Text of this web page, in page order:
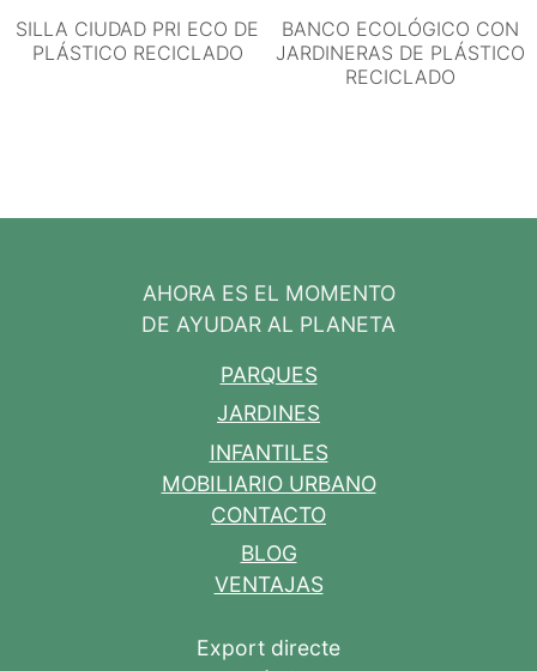
SILLA CIUDAD PRI ECO DE
PLÁSTICO RECICLADO
BANCO ECOLÓGICO CON
JARDINERAS DE PLÁSTICO
RECICLADO
AHORA ES EL MOMENTO
DE AYUDAR AL PLANETA
PARQUES
JARDINES
INFANTILES
MOBILIARIO URBANO
CONTACTO
BLOG
VENTAJAS
Export directe